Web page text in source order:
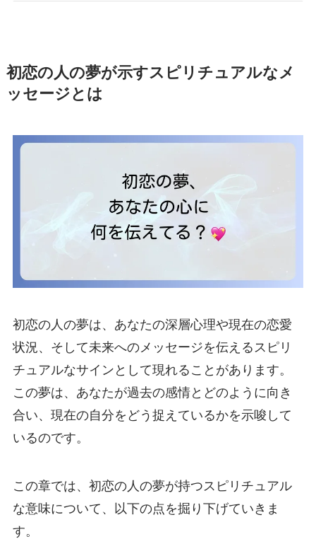
初恋の人の夢が示すスピリチュアルなメ
ッセージとは
初恋の人の夢は、あなたの深層心理や現在の恋愛
状況、そして未来へのメッセージを伝えるスピリ
チュアルなサインとして現れることがあります。
この夢は、あなたが過去の感情とどのように向き
合い、現在の自分をどう捉えているかを示唆して
いるのです。
この章では、初恋の人の夢が持つスピリチュアル
な意味について、以下の点を掘り下げていきま
す。